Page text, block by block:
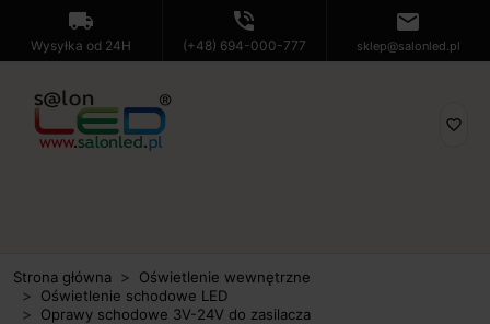
local_shipping
Wysyłka od 24H
phone_in_talk
(+48) 694-000-777
mail
sklep@salonled.pl
favorite_border
Strona główna
Oświetlenie wewnętrzne
Oświetlenie schodowe LED
Oprawy schodowe 3V-24V do zasilacza